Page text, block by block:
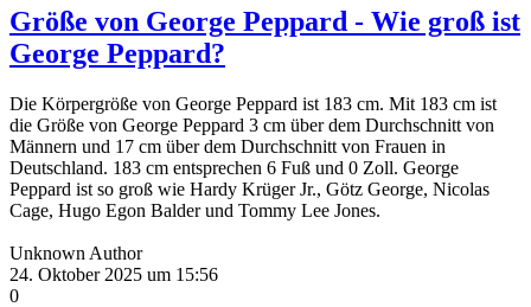
Größe von George Peppard - Wie groß ist
George Peppard?
Die Körpergröße von George Peppard ist 183 cm. Mit 183 cm ist
die Größe von George Peppard 3 cm über dem Durchschnitt von
Männern und 17 cm über dem Durchschnitt von Frauen in
Deutschland. 183 cm entsprechen 6 Fuß und 0 Zoll. George
Peppard ist so groß wie Hardy Krüger Jr., Götz George, Nicolas
Cage, Hugo Egon Balder und Tommy Lee Jones.
Unknown Author
24. Oktober 2025 um 15:56
0